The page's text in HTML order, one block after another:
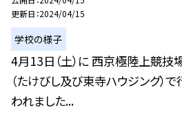
更新日 2024/04/15
学校の様子
4月13日（土）に 西京極陸上競技
（たけびし及び東寺ハウジング）で
われました...